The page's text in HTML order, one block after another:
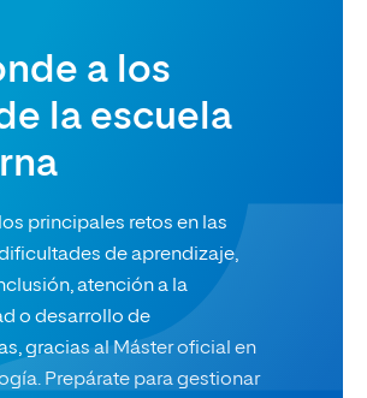
a los
la escuela
principales retos en las
de aprendizaje,
atención a la
o desarrollo de
gracias al Máster oficial en
Prepárate para gestionar